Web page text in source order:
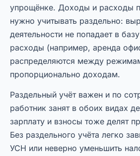
упрощёнке. Доходы и расходы
нужно учитывать раздельно:
деятельности не попадает в
расходы (например, аренда
распределяются между
пропорционально доходам.
Раздельный учёт важен и по
работник занят в обоих видах
зарплату и взносы тоже делят
Без раздельного учёта легко
УСН или неверно уменьшить